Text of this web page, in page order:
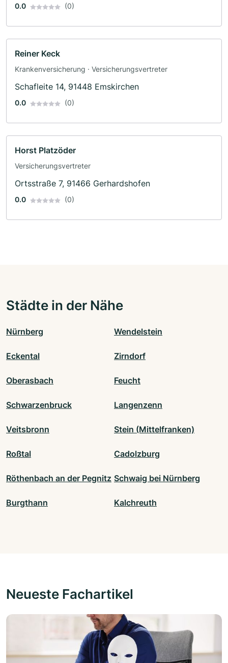
0.0 (0)
Reiner Keck
Krankenversicherung · Versicherungsvertreter
Schafleite 14, 91448 Emskirchen
0.0 (0)
Horst Platzöder
Versicherungsvertreter
Ortsstraße 7, 91466 Gerhardshofen
0.0 (0)
Städte in der Nähe
Nürnberg Wendelstein
Eckental Zirndorf
Oberasbach Feucht
Schwarzenbruck Langenzenn
Veitsbronn Stein (Mittelfranken)
Roßtal Cadolzburg
Röthenbach an der Pegnitz Schwaig bei Nürnberg
Burgthann Kalchreuth
Neueste Fachartikel